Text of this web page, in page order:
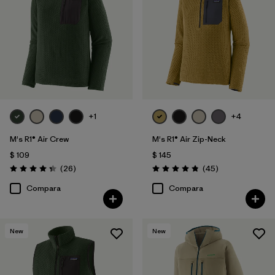
+1
M's R1® Air Crew
$ 109
Valoración: 4.3 / 5
(26Comentarios
)
Compara
+4
M's R1® Air Zip-Neck
$ 145
Valoración: 4.9 / 5
(45Comentarios
)
Compara
New New